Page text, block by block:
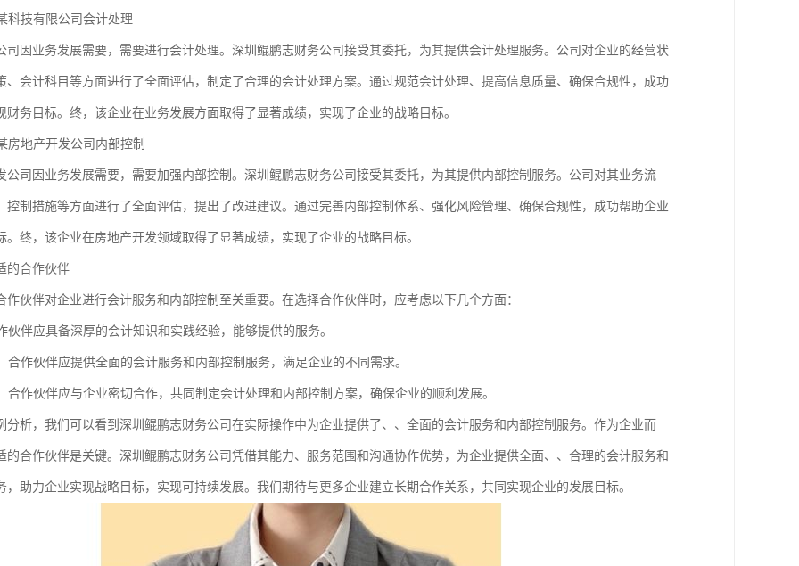
科技有限公司会计处理
司因业务发展需要，需要进行会计处理。深圳鲲鹏志财务公司接受其委托，为其提供会计处理服务。公司对企业的经营状
、会计科目等方面进行了全面评估，制定了合理的会计处理方案。通过规范会计处理、提高信息质量、确保合规性，成功
财务目标。终，该企业在业务发展方面取得了显著成绩，实现了企业的战略目标。
房地产开发公司内部控制
公司因业务发展需要，需要加强内部控制。深圳鲲鹏志财务公司接受其委托，为其提供内部控制服务。公司对其业务流
控制措施等方面进行了全面评估，提出了改进建议。通过完善内部控制体系、强化风险管理、确保合规性，成功帮助企业
。终，该企业在房地产开发领域取得了显著成绩，实现了企业的战略目标。
的合作伙伴
作伙伴对企业进行会计服务和内部控制至关重要。在选择合作伙伴时，应考虑以下几个方面：
伙伴应具备深厚的会计知识和实践经验，能够提供的服务。
合作伙伴应提供全面的会计服务和内部控制服务，满足企业的不同需求。
合作伙伴应与企业密切合作，共同制定会计处理和内部控制方案，确保企业的顺利发展。
分析，我们可以看到深圳鲲鹏志财务公司在实际操作中为企业提供了、、全面的会计服务和内部控制服务。作为企业而
的合作伙伴是关键。深圳鲲鹏志财务公司凭借其能力、服务范围和沟通协作优势，为企业提供全面、、合理的会计服务和
，助力企业实现战略目标，实现可持续发展。我们期待与更多企业建立长期合作关系，共同实现企业的发展目标。